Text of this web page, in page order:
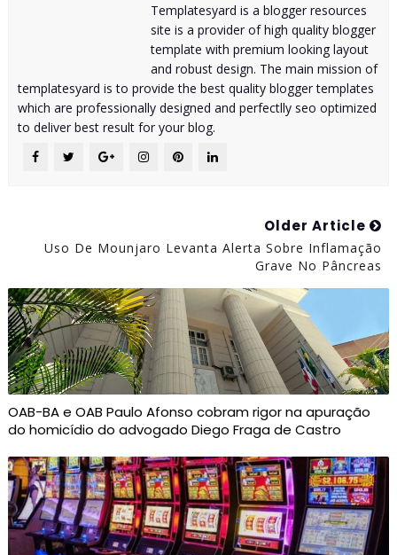
Templatesyard is a blogger resources
site is a provider of high quality blogger
template with premium looking layout
and robust design. The main mission of
templatesyard is to provide the best quality blogger templates
which are professionally designed and perfectlly seo optimized
to deliver best result for your blog.
Older Article
Uso De Mounjaro Levanta Alerta Sobre Inflamação
Grave No Pâncreas
OAB-BA e OAB Paulo Afonso cobram rigor na apuração
do homicídio do advogado Diego Fraga de Castro